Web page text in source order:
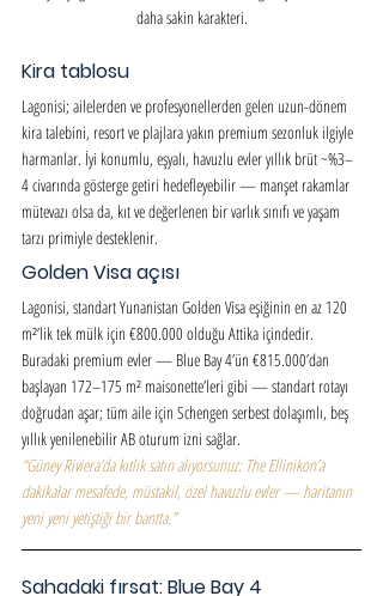
daha sakin karakteri.
Kira tablosu
Lagonisi; ailelerden ve profesyonellerden gelen uzun-dönem
kira talebini, resort ve plajlara yakın premium sezonluk ilgiyle
harmanlar. İyi konumlu, eşyalı, havuzlu evler yıllık brüt ~%3–
4 civarında gösterge getiri hedefleyebilir — manşet rakamlar
mütevazı olsa da, kıt ve değerlenen bir varlık sınıfı ve yaşam
tarzı primiyle desteklenir.
Golden Visa açısı
Lagonisi, standart Yunanistan Golden Visa eşiğinin en az 120
m²’lik tek mülk için €800.000 olduğu Attika içindedir.
Buradaki premium evler — Blue Bay 4’ün €815.000’dan
başlayan 172–175 m² maisonette’leri gibi — standart rotayı
doğrudan aşar; tüm aile için Schengen serbest dolaşımlı, beş
yıllık yenilenebilir AB oturum izni sağlar.
“Güney Riviera’da kıtlık satın alıyorsunuz: The Ellinikon’a
dakikalar mesafede, müstakil, özel havuzlu evler — haritanın
yeni yeni yetiştiği bir bantta.”
Sahadaki fırsat: Blue Bay 4